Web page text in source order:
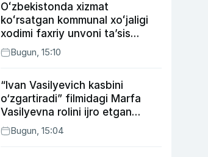
Oʻzbekistonda xizmat
koʻrsatgan kommunal xoʻjaligi
xodimi faxriy unvoni taʼsis
etilishi mumkin
Bugun, 15:10
“Ivan Vasilyevich kasbini
o‘zgartiradi” filmidagi Marfa
Vasilyevna rolini ijro etgan
aktrisaning taqdiri qanday
kechdi?
Bugun, 15:04